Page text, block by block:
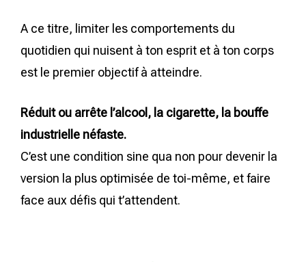
A ce titre, limiter les comportements du
quotidien qui nuisent à ton esprit et à ton corps
est le premier objectif à atteindre.
Réduit ou arrête l’alcool, la cigarette, la bouffe
industrielle néfaste.
C’est une condition sine qua non pour devenir la
version la plus optimisée de toi-même, et faire
face aux défis qui t’attendent.